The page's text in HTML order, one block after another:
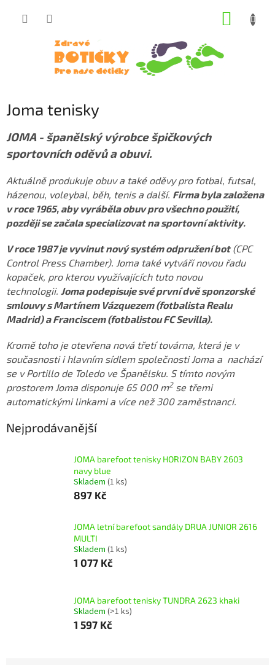
Joma tenisky
JOMA - španělský výrobce špičkových
sportovních oděvů a obuvi.
Aktuálně produkuje obuv a také oděvy pro fotbal, futsal,
házenou, voleybal, běh, tenis a další. Firma byla založena
v roce 1965, aby vyráběla obuv pro všechno použití,
později se začala specializovat na sportovní aktivity.
V roce 1987 je vyvinut nový systém odpružení bot(CPC
Control Press Chamber). Joma také vytváří novou řadu
kopaček, pro kterou využívajících tuto novou
technologii. Joma podepisuje své první dvě sponzorské
smlouvy s Martínem Vázquezem (fotbalista Realu
Madrid) a Franciscem (fotbalistou FC Sevilla).
Kromě toho je otevřena nová třetí továrna, která je v
současnosti i hlavním sídlem společnosti Joma a nachází
se v Portillo de Toledo ve Španělsku. S tímto novým
prostorem Joma disponuje 65 000 m2se třemi
automatickými linkami a více než 300 zaměstnanci.
Nejprodávanější
JOMA barefoot tenisky HORIZON BABY 2603
navy blue
Skladem (1 ks)
897 Kč
JOMA letní barefoot sandály DRUA JUNIOR 2616
MULTI
Skladem (1 ks)
1 077 Kč
JOMA barefoot tenisky TUNDRA 2623 khaki
Skladem (>1 ks)
1 597 Kč